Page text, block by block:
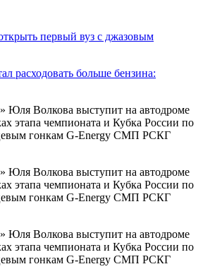
первый вуз с джазовым
расходовать больше бензина: